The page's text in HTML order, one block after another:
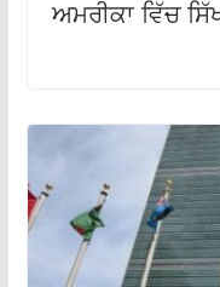
ਅਮਰੀਕਾ ਵਿੱਚ